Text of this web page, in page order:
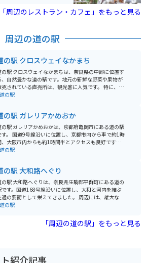
「周辺のレストラン・カフェ」をもっと見る
周辺の道の駅
の駅 クロスウェイなかまち
の駅 クロスウェイなかまちは、奈良県の中部に位置す
、自然豊かな道の駅です。地元の新鮮な野菜や果物が
されている直売所は、観光客に人気です。 特に、奈
県産のブランドイチゴ「あすかルビー」や「古都華」
駅周辺には、歴史的な寺院や美しい自然を楽しめるス
ットが点在しているので、ツーリングの拠点としても
適です。
の駅
の駅 ガレリアかめおか
の駅 ガレリアかめおかは、京都府亀岡市にある道の駅
に位置し、京都市内から車で約1時
、大阪市内からも約1時間半とアクセスも良好です。
元亀岡の新鮮な野菜や特産品を販売する農産物直売
節の食材を使った料理やスイーツはおすすめです。 ツ
リングの休憩場所としても人気があり、バイクスタン
置されています。 周辺には、湯の花温泉やるり渓
、観光スポットも点在しています。 【おすすめポイ
ト】 * 亀岡市内や近隣地域の特産品が購入できる * 新
を使った料理が楽しめる 【周辺情報】 * 湯の花温泉 * る
の駅
の駅 大和路へぐり
の駅 大和路へぐりは、奈良県生駒郡平群町にある道の
です。国道168号線沿いに位置し、大和と河内を結ぶ
の要衝として栄えてきました。 周辺には、雄大な自
が広がり、ハイキングやサイクリングに最適なコース
や特産品を販売する直売所や、地元食材を使った料理が
味わえるレストランがあります。 バイクで訪れる際は、
ても最適です。 道の駅 大和路へぐり周辺には、歴
の駅
「周辺の道の駅」をもっと見る
紹介記事